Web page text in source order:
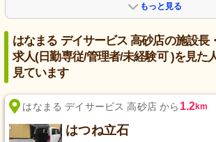
もっと見る
はなまる デイサービス 高砂店の施設長
求人(日勤専従/管理者/未経験可 )を見た
見ています
はなまる デイサービス 高砂店 から 1.2km
はつね立石